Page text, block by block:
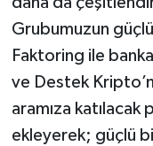
Grubumuzun
Faktoring ile
ve Destek
aramıza
ekleyerek; güçlü